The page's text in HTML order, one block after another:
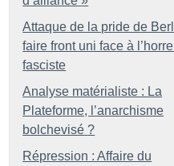
Attaque de la pride de
faire front uni face à
fasciste
Analyse matérialiste : La
Plateforme, l’anarchisme
bolchevisé ?
Répression : Affaire du